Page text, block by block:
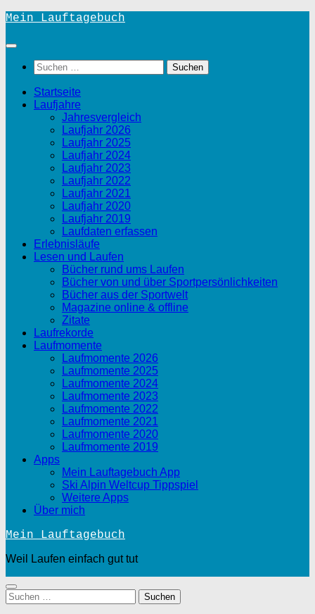
Unter
Inhalt
Mein Lauftagebuch
Suchen
nach:
Startseite
Laufjahre
Jahresvergleich
Laufjahr 2026
Laufjahr 2025
Laufjahr 2024
Laufjahr 2023
Laufjahr 2022
Laufjahr 2021
Laufjahr 2020
Laufjahr 2019
Laufdaten erfassen
Erlebnisläufe
Lesen und Laufen
Bücher rund ums Laufen
Bücher von und über Sportpersönlichkeiten
Bücher aus der Sportwelt
Magazine online & offline
Zitate
Laufrekorde
Laufmomente
Laufmomente 2026
Laufmomente 2025
Laufmomente 2024
Laufmomente 2023
Laufmomente 2022
Laufmomente 2021
Laufmomente 2020
Laufmomente 2019
Apps
Mein Lauftagebuch App
Ski Alpin Weltcup Tippspiel
Weitere Apps
Über mich
Mein Lauftagebuch
Weil Laufen einfach gut tut
Suchen
nach: